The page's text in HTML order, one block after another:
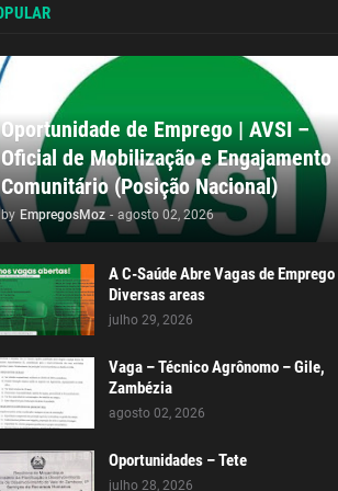
Oportunidade de Emprego | AVSI –
Oficial de Mobilização e Engajamento
Comunitário (Posição Nacional)
by EmpregosMoz - agosto 02, 2026
A C-Saúde Abre Vagas de Emprego
Diversas areas
julho 29, 2026
Vaga – Técnico Agrônomo – Gile,
Zambézia
agosto 02, 2026
Oportunidades – Tete
julho 28, 2026